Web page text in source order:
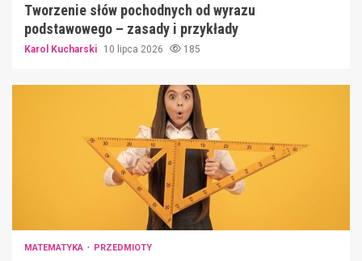
Tworzenie słów pochodnych od wyrazu
podstawowego – zasady i przykłady
Karol Kucharski 10 lipca 2026 185
MATEMATYKA PRZEDMIOTY